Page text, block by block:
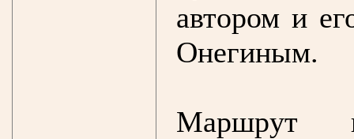
автором и
Онегиным.
Маршрут